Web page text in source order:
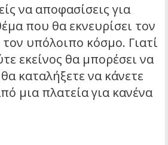
να αποφασίσεις για
που θα εκνευρίσει τον
υπόλοιπο κόσμο. Γιατί
εκείνος θα μπορέσει να
καταλήξετε να κάνετε
μια πλατεία για κανένα